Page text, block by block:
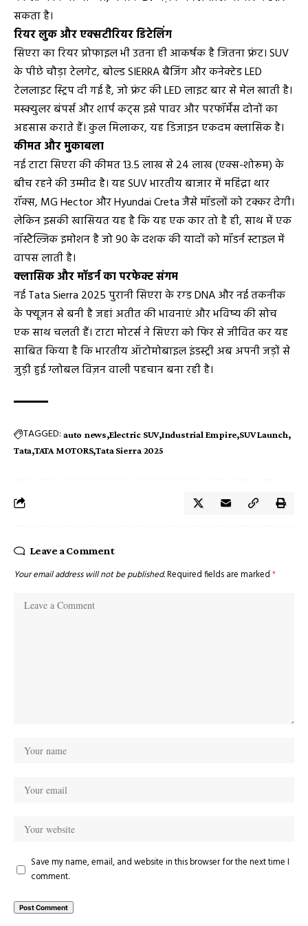
सकता है।
रियर लुक और एक्सटीरियर डिटेलिंग
सिएरा का रियर प्रोफाइल भी उतना ही आकर्षक है जितना फ्रंट। SUV
के पीछे चौड़ा टेलगेट, बोल्ड SIERRA बैजिंग और कनेक्टेड LED
टेललाइट स्ट्रिप दी गई है, जो फ्रंट की LED लाइट बार से मेल खाती है।
मस्क्युलर बंपर्स और शार्प कट्स इसे पावर और परफॉर्मेंस दोनों का
अहसास कराते हैं। कुल मिलाकर, यह डिजाइन एकदम क्लासिक है।
कीमत और मुकाबला
नई टाटा सिएरा की कीमत ₹13.5 लाख से ₹24 लाख (एक्स-शोरूम) के
बीच रहने की उम्मीद है। यह SUV भारतीय बाजार में महिंद्रा थार
रॉक्स, MG Hector और Hyundai Creta जैसे मॉडलों को टक्कर देगी।
लेकिन इसकी खासियत यह है कि यह एक कार तो है ही, साथ में एक
नॉस्टैल्जिक इमोशन है जो 90 के दशक की यादों को मॉडर्न स्टाइल में
वापस लाती है।
क्लासिक और मॉडर्न का परफेक्ट संगम
नई Tata Sierra 2025 पुरानी सिएरा के रग्ड DNA और नई तकनीक
के फ्यूजन से बनी है जहां अतीत की भावनाएं और भविष्य की सोच
एक साथ चलती हैं। टाटा मोटर्स ने सिएरा को फिर से जीवित कर यह
साबित किया है कि भारतीय ऑटोमोबाइल इंडस्ट्री अब अपनी जड़ों से
जुड़ी हुई ग्लोबल विज़न वाली पहचान बना रही है।
TAGGED: auto news Electric SUV Industrial Empire SUV Launch
Tata TATA MOTORS Tata Sierra 2025
Leave a Comment
Your email address will not be published.Required fields are marked *
Save my name, email, and website in this browser for the next time I
comment.